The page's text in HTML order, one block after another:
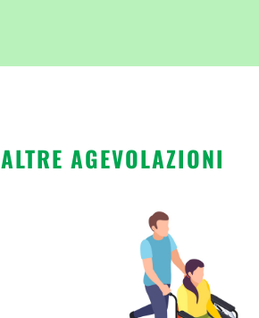
ALTRE AGEVOLAZIONI